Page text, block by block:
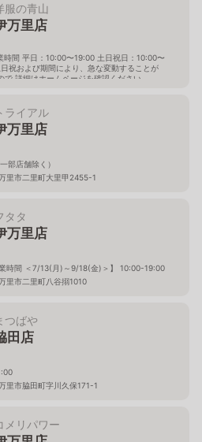
服の青山
万里店
時間 平日：10:00〜19:00 土日祝日：10:00〜
祝および期間により、急な変動することが
で 詳細はホームページを確認ください
ライアル
万里店
部店舗除く）
里市二里町大里甲2455-1
タタ
万里店
業時間 ＜7/13(月)～9/18(金)＞】 10:00-19:00
里市二里町八谷搦1010
つばや
田店
里市脇田町字川久保171-1
メリパワー